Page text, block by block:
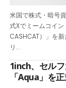
米国で株式・暗号
式Xでミームコイ
CASHCAT）」を
リ…
1inch、セル
「Aqua」を